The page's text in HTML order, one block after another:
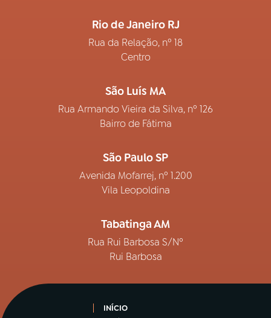
Rio de Janeiro RJ
Rua da Relação, nº 18
Centro
São Luís MA
Rua Armando Vieira da Silva, nº 126
Bairro de Fátima
São Paulo SP
Avenida Mofarrej, nº 1.200
Vila Leopoldina
Tabatinga AM
Rua Rui Barbosa S/Nº
Rui Barbosa
INÍCIO